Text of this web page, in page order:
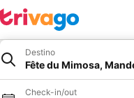
Destino
Fête du Mimosa,
Check-in/out